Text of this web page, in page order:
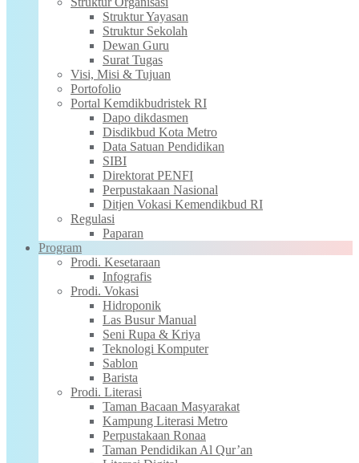
Struktur Yayasan
Struktur Sekolah
Dewan Guru
Surat Tugas
Visi, Misi & Tujuan
Portofolio
Portal Kemdikbudristek RI
Dapo dikdasmen
Disdikbud Kota Metro
Data Satuan Pendidikan
SIBI
Direktorat PENFI
Perpustakaan Nasional
Ditjen Vokasi Kemendikbud RI
Regulasi
Paparan
Program
Prodi. Kesetaraan
Infografis
Prodi. Vokasi
Hidroponik
Las Busur Manual
Seni Rupa & Kriya
Teknologi Komputer
Sablon
Barista
Prodi. Literasi
Taman Bacaan Masyarakat
Kampung Literasi Metro
Perpustakaan Ronaa
Taman Pendidikan Al Qur’an